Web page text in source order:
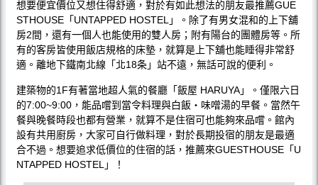
想要便宜價位又想住得舒適，對於有如此想法的朋友最推薦GUE
STHOUSE「UNTAPPED HOSTEL」。除了有男女混和的上下舖
房2間，還有一個人也能使用的雙人房；附有陽台的團體房等。所
有的客房皆使用飯店規格的床墊，就算是上下舖也能睡得非常舒
適。離地下鐵南北線「北18条」站不遠，無話可說的便利。
建築物的1F有著當地超人氣的餐廳「飯屋 HARUYA」。僅限六日
的7:00~9:00，能品嚐到當令料理與白飯‧味噌湯的早餐。當然午
餐與晚餐時段也都有營業，就算不是住宿可也能夠來品嚐。館內
設有共用廚房，大家可自行做料理，對於長期投宿的朋友是最適
合不過。想要追求低價位的住宿的話，推薦來GUESTHOUSE「U
NTAPPED HOSTEL」！